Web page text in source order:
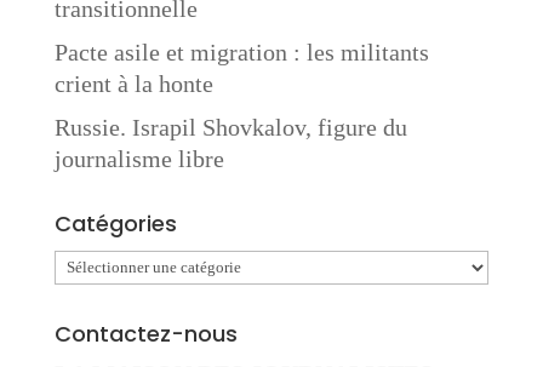
transitionnelle
Pacte asile et migration : les militants
crient à la honte
Russie. Israpil Shovkalov, figure du
journalisme libre
Catégories
Catégories
Contactez-nous